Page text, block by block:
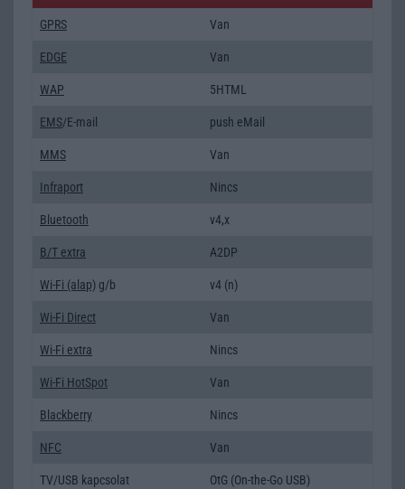
GPRS Van
EDGE Van
WAP 5HTML
EMS/E-mail push eMail
MMS Van
Infraport Nincs
Bluetooth v4,x
B/T extra A2DP
Wi-Fi (alap) g/b v4 (n)
Wi-Fi Direct Van
Wi-Fi extra Nincs
Wi-Fi HotSpot Van
Blackberry Nincs
NFC Van
TV/USB kapcsolat OtG (On-the-Go USB)